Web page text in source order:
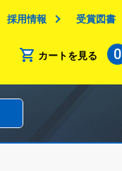
採用情報 受賞図書
カートを見る 0